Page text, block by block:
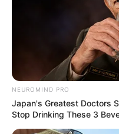
Men, You Don't Need
Day
MEDVI
NEUROMIND PRO
Japan's Greatest Doctors
Stop Drinking These 3